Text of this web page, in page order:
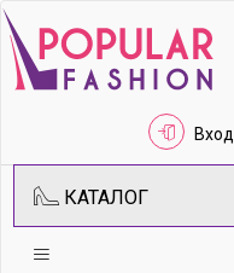
Вход
КАТАЛОГ